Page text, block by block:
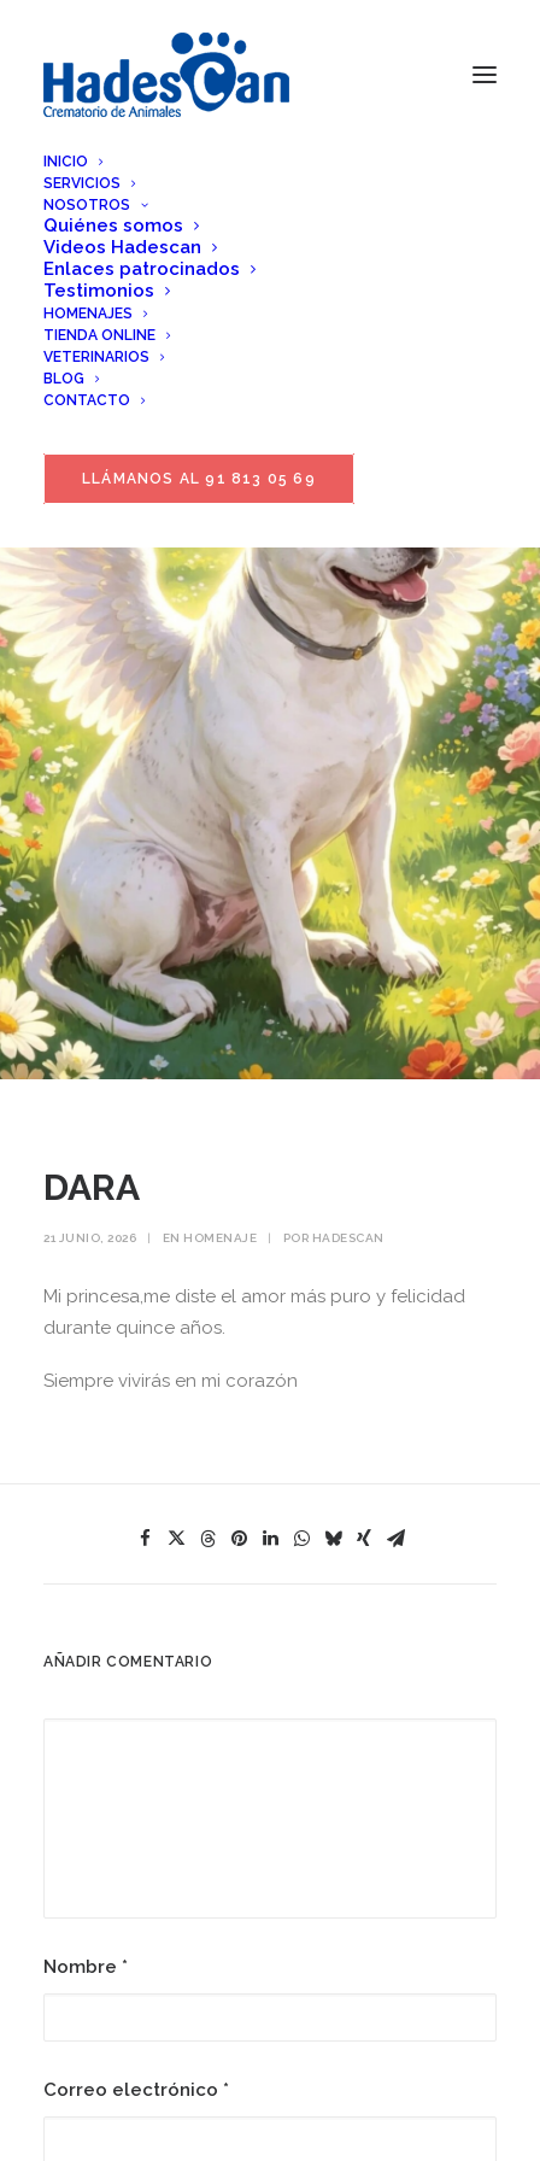
INICIO
SERVICIOS
NOSOTROS
Quiénes somos
Videos Hadescan
Enlaces patrocinados
Testimonios
HOMENAJES
TIENDA ONLINE
VETERINARIOS
BLOG
CONTACTO
LLÁMANOS AL 91 813 05 69
DARA
21 JUNIO, 2026 | EN HOMENAJE | POR HADESCAN
Mi princesa,me diste el amor más puro y felicidad
durante quince años.
Siempre vivirás en mi corazón
AÑADIR COMENTARIO
Nombre *
Correo electrónico *